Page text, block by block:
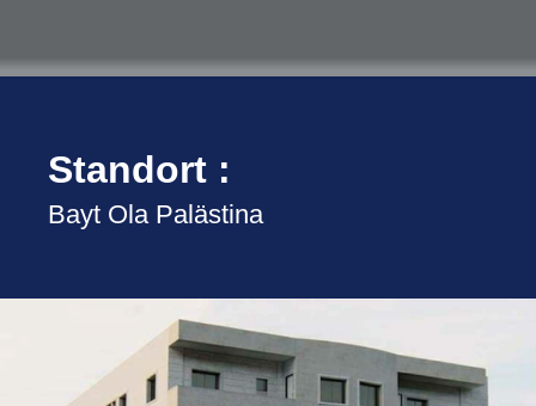
Standort :
Bayt Ola Palästina